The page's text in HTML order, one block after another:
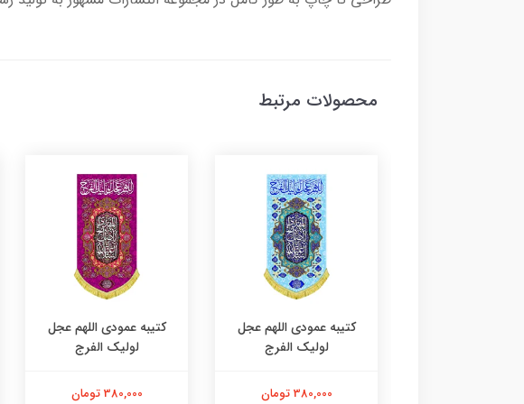
محصولات مرتبط
کتیبه عمودی اللهم عجل
لولیک الفرج
380,000 تومان
کتیبه عمودی اللهم عجل
لولیک الفرج
380,000 تومان